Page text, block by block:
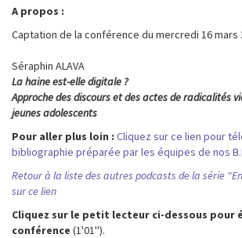
A propos :
Captation de la conférence du mercredi 16 mars
Séraphin ALAVA
La haine est-elle digitale ?
Approche des discours et des actes de radicalités
jeunes adolescents
Pour aller plus loin : Cliquez sur ce lien pour
bibliographie préparée par les équipes de nos
Retour à la liste des autres podcasts de la série
sur ce lien
Cliquez sur le petit lecteur ci-dessous pour
conférence (1'01'').